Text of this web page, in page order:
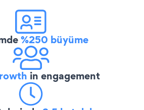
%250 büyüme
in engagement